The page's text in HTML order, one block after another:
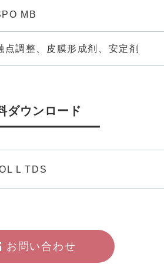
MB
調整、皮膜形成剤、安定剤
ダウンロード
L TDS
お問い合わせ